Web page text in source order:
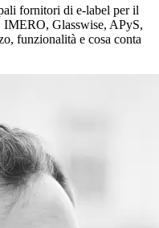
fornitori di e-label per il
Glasswise, APyS,
funzionalità e cosa conta